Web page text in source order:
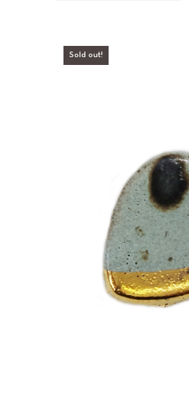
Sold out!